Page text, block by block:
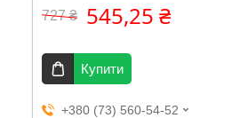
727 ₴ 545,25 ₴
Купити
+380 (73) 560-54-52